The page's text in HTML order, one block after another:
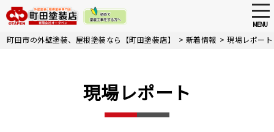
Skip
MENU
町田市の外壁塗装、屋根塗装なら【町田塗装店】 > 新着情報 >現場レポート
現場レポート